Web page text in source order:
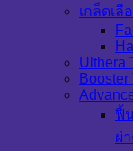
เกล็ดเลื
Ulthera
ฟื้
ผ่